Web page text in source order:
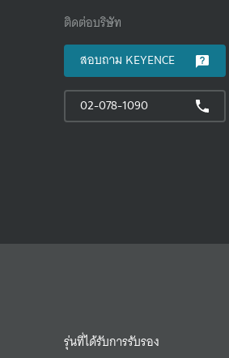
ติดต่อบริษัท
สอบถาม KEYENCE
02-078-1090
รุ่นที่ได้รับการรับรอง